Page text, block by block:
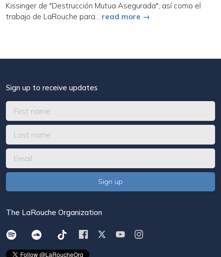
Kissinger de "Destrucción Mutua Asegurada"; así como el
trabajo de LaRouche para... read more →
Sign up to receive updates
The LaRouche Organization